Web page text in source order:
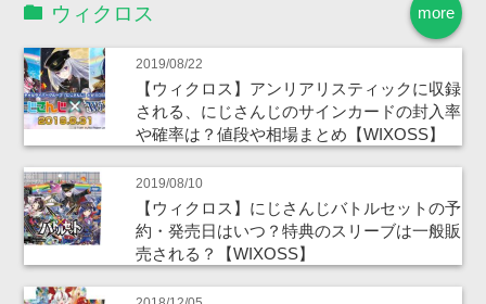
more
ウィクロス
2019/08/22
【ウィクロス】アンリアリスティックに収録
される、にじさんじのサインカードの封入率
や確率は？値段や相場まとめ【WIXOSS】
2019/08/10
【ウィクロス】にじさんじバトルセットの予
約・発売日はいつ？特典のスリーブは一般販
売される？【WIXOSS】